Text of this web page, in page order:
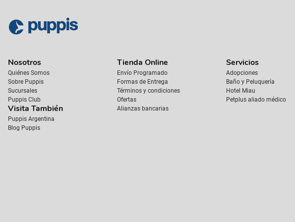
Nosotros
Quiénes Somos
Sobre Puppis
Sucursales
Puppis Club
Visita También
Puppis Argentina
Blog Puppis
Tienda Online
Envío Programado
Formas de Entrega
Términos y condiciones
Ofertas
Alianzas bancarias
Servicios
Adopciones
Baño y Peluquería
Hotel Miau
Petplus aliado médico